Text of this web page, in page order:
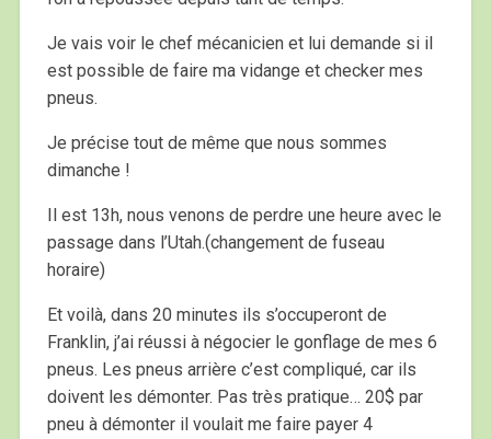
Je vais voir le chef mécanicien et lui demande si il
est possible de faire ma vidange et checker mes
pneus.
Je précise tout de même que nous sommes
dimanche !
Il est 13h, nous venons de perdre une heure avec le
passage dans l’Utah.(changement de fuseau
horaire)
Et voilà, dans 20 minutes ils s’occuperont de
Franklin, j’ai réussi à négocier le gonflage de mes 6
pneus. Les pneus arrière c’est compliqué, car ils
doivent les démonter. Pas très pratique… 20$ par
pneu à démonter il voulait me faire payer 4